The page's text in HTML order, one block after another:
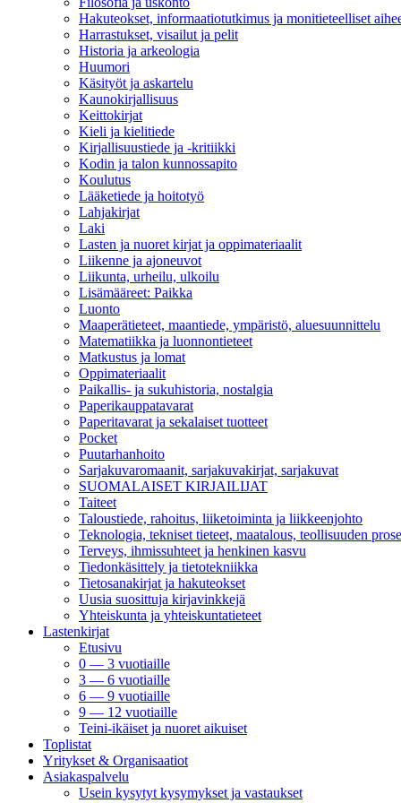
Hakuteokset, informaatiotutkimus ja monitieteelliset
Harrastukset, visailut ja pelit
Historia ja arkeologia
Huumori
Käsityöt ja askartelu
Kaunokirjallisuus
Keittokirjat
Kieli ja kielitiede
Kirjallisuustiede ja -kritiikki
Kodin ja talon kunnossapito
Koulutus
Lääketiede ja hoitotyö
Lahjakirjat
Laki
Lasten ja nuoret kirjat ja oppimateriaalit
Liikenne ja ajoneuvot
Liikunta, urheilu, ulkoilu
Lisämääreet: Paikka
Luonto
Maaperätieteet, maantiede, ympäristö, aluesuunnittelu
Matematiikka ja luonnontieteet
Matkustus ja lomat
Oppimateriaalit
Paikallis- ja sukuhistoria, nostalgia
Paperikauppatavarat
Paperitavarat ja sekalaiset tuotteet
Pocket
Puutarhanhoito
Sarjakuvaromaanit, sarjakuvakirjat, sarjakuvat
SUOMALAISET KIRJAILIJAT
Taiteet
Taloustiede, rahoitus, liiketoiminta ja liikkeenjohto
Teknologia, tekniset tieteet, maatalous, teollisuuden
Terveys, ihmissuhteet ja henkinen kasvu
Tiedonkäsittely ja tietotekniikka
Tietosanakirjat ja hakuteokset
Uusia suosittuja kirjavinkkejä
Yhteiskunta ja yhteiskuntatieteet
Lastenkirjat
Etusivu
0 — 3 vuotiaille
3 — 6 vuotiaille
6 — 9 vuotiaille
9 — 12 vuotiaille
Teini-ikäiset ja nuoret aikuiset
Toplistat
Yritykset & Organisaatiot
Asiakaspalvelu
Usein kysytyt kysymykset ja vastaukset